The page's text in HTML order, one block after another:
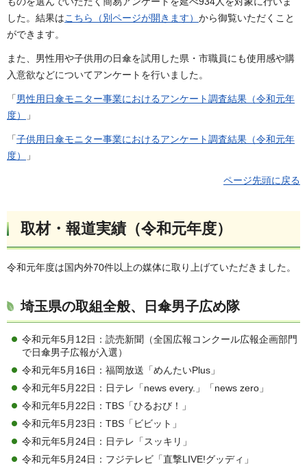
した。結果はこちら（別ページが開きます） から御覧いただくこと
ができます。
また、男性用や子供用の日傘を試用した県・市職員にも使用感や購
入意欲などについてアンケートを行いました。
「男性用日傘モニター事業におけるアンケート調査結果（令和元年
度）
」
「子供用日傘モニター事業におけるアンケート調査結果（令和元年
度）
」
ページ先頭に戻る
取材・報道実績（令和元年度）
令和元年度は国内外70件以上の媒体に取り上げていただきました。
埼玉県の取組全般、日傘男子広め隊
令和元年5月12日：読売新聞（全国広報コンクール広報企画部門
で日傘男子広報が入選）
令和元年5月16日：福岡放送「めんたいPlus」
令和元年5月22日：日テレ「news every.」「news zero」
令和元年5月22日：TBS「ひるおび！」
令和元年5月23日：TBS「ビビット」
令和元年5月24日：日テレ「スッキリ」
令和元年5月24日：フジテレビ「直撃LIVE!グッディ」